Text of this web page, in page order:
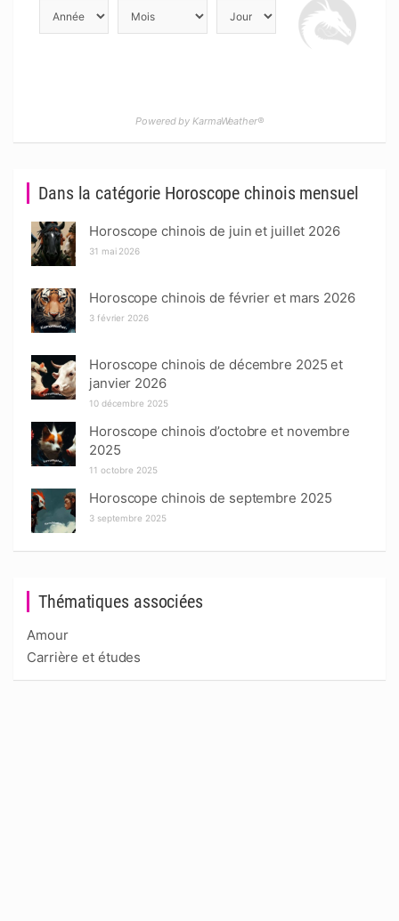
Thématiques associées
Amour
Carrière et études
Dans la catégorie Horoscope chinois mensuel
Horoscope chinois de juin et juillet 2026
31 mai 2026
Horoscope chinois de février et mars 2026
3 février 2026
Horoscope chinois de décembre 2025 et
janvier 2026
10 décembre 2025
Horoscope chinois d’octobre et novembre
2025
11 octobre 2025
Horoscope chinois de septembre 2025
3 septembre 2025
Powered by KarmaWeather®